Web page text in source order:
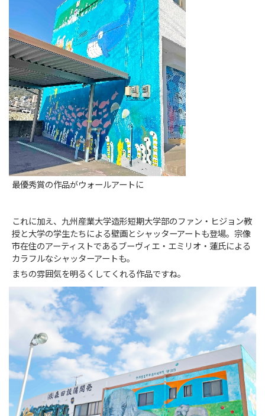
最優秀賞の作品がウォールアートに
これに加え、九州産業大学造形短期大学部のファン・ヒジョン教
授と大学の学生たちによる壁画とシャッターアートも登場。宗像
市在住のアーティストであるブーヴィエ・エミリオ・蓮氏による
カラフルなシャッターアートも。
まちの雰囲気を明るくしてくれる作品ですね。